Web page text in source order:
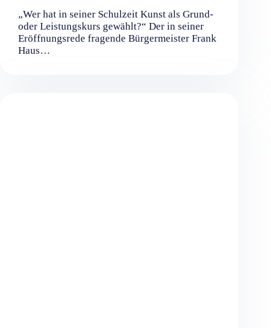
„Wer hat in seiner Schulzeit Kunst als Grund-
oder Leistungskurs gewählt?“ Der in seiner
Eröffnungsrede fragende Bürgermeister Frank
Haus…